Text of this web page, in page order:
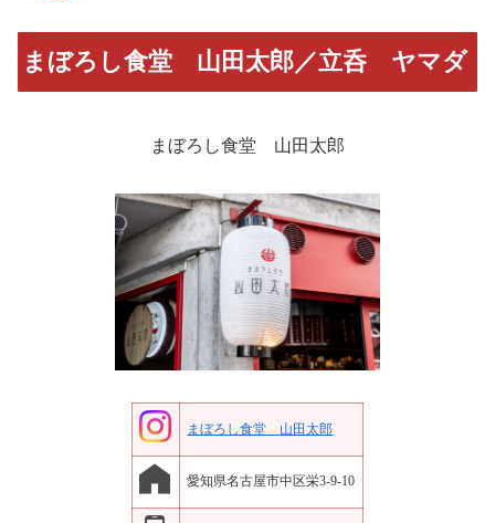
まぼろし食堂 山田太郎／立呑 ヤマダ
まぼろし食堂 山田太郎
まぼろし食堂 山田太郎
愛知県名古屋市中区栄3-9-10